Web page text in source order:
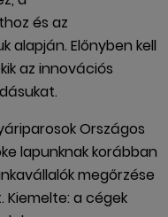
és az
alapján. Előnyben kell
az innovációs
Országos
lapunknak korábban
megőrzése
a cégek